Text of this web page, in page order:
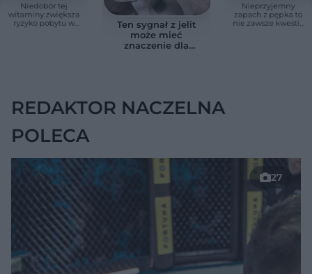
Niedobór tej
witaminy zwiększa
ryzyko pobytu w
Ten sygnał z jelit
może mieć
znaczenie dla
Nieprzyjemny
zapach z pępka to
nie zawsze kwestia
REDAKTOR NACZELNA
POLECA
27